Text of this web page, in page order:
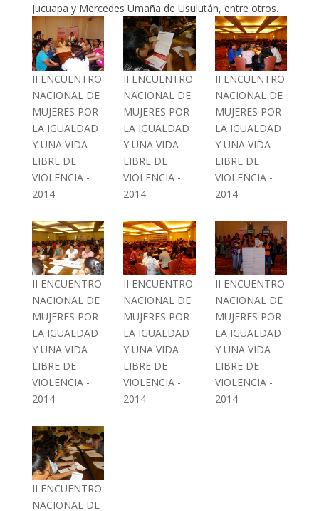
Jucuapa y Mercedes Umaña de Usulután, entre otros.
II ENCUENTRO
NACIONAL DE
MUJERES POR
LA IGUALDAD
Y UNA VIDA
LIBRE DE
VIOLENCIA -
2014
II ENCUENTRO
NACIONAL DE
MUJERES POR
LA IGUALDAD
Y UNA VIDA
LIBRE DE
VIOLENCIA -
2014
II ENCUENTRO
NACIONAL DE
MUJERES POR
LA IGUALDAD
Y UNA VIDA
LIBRE DE
VIOLENCIA -
2014
II ENCUENTRO
NACIONAL DE
MUJERES POR
LA IGUALDAD
Y UNA VIDA
LIBRE DE
VIOLENCIA -
2014
II ENCUENTRO
NACIONAL DE
MUJERES POR
LA IGUALDAD
Y UNA VIDA
LIBRE DE
VIOLENCIA -
2014
II ENCUENTRO
NACIONAL DE
MUJERES POR
LA IGUALDAD
Y UNA VIDA
LIBRE DE
VIOLENCIA -
2014
II ENCUENTRO
NACIONAL DE